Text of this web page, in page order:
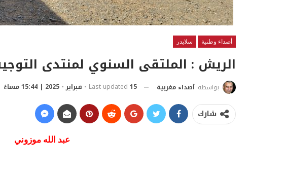
أصداء وطنية سلايدر
الريش : الملتقى السنوي لمنتدى
بواسطة أصداء مغربية Last updated 15 - فبراير - 2025 | 15:44 مساءً
شارك
عبد الله موزوني